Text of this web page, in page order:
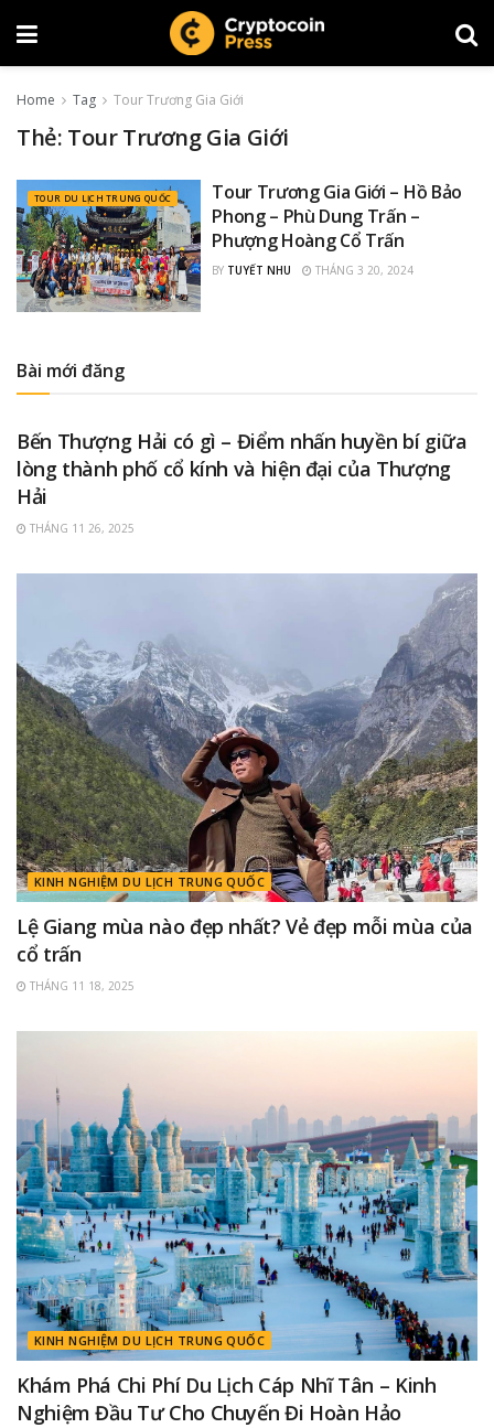
Home Tag Tour Trương Gia Giới
Thẻ: Tour Trương Gia Giới
TOUR DU LỊCH TRUNG QUỐC
Tour Trương Gia Giới – Hồ Bảo
Phong – Phù Dung Trấn –
Phượng Hoàng Cổ Trấn
BY TUYẾT NHU THÁNG 3 20, 2024
Bài mới đăng
KINH NGHIỆM DU LỊCH TRUNG QUỐC
Bến Thượng Hải có gì – Điểm nhấn huyền bí giữa
lòng thành phố cổ kính và hiện đại của Thượng
Hải
THÁNG 11 26, 2025
KINH NGHIỆM DU LỊCH TRUNG QUỐC
Lệ Giang mùa nào đẹp nhất? Vẻ đẹp mỗi mùa của
cổ trấn
THÁNG 11 18, 2025
KINH NGHIỆM DU LỊCH TRUNG QUỐC
Khám Phá Chi Phí Du Lịch Cáp Nhĩ Tân – Kinh
Nghiệm Đầu Tư Cho Chuyến Đi Hoàn Hảo